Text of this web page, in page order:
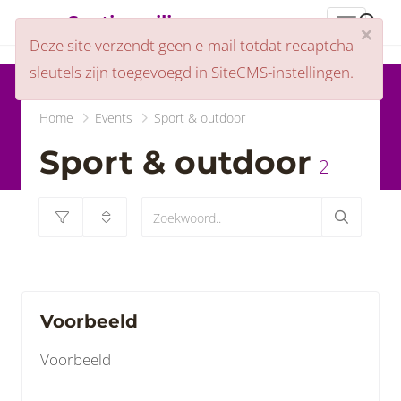
Home Events Sport & outdoor
Sport & outdoor 2
Voorbeeld
Voorbeeld
Centjesveiling ×
Deze site verzendt geen e-mail totdat recaptcha-
sleutels zijn toegevoegd in SiteCMS-instellingen.